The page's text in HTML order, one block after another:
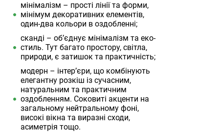
мінімалізм – прості лінії та форми,
мінімум декоративних елементів,
один-два кольори в оздобленні;
сканді – об’єднує мінімалізм та еко-
стиль. Тут багато простору, світла,
природи, є затишок та практичність;
модерн – інтер’єри, що комбінують
елегантну розкіш із сучасним,
натуральним та практичним
оздобленням. Соковиті акценти на
загальному нейтральному фоні,
високі вікна та виразні сходи,
асиметрія тощо.